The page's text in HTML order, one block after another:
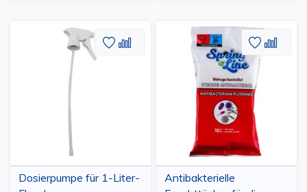
Dosierpumpe für 1-Liter-
ZurHinzufügen
vergleichen
Antibakterielle
Zur